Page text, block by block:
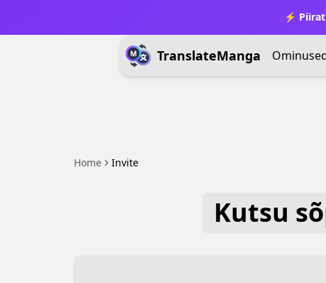
⚡
TranslateManga
Home Invite
Kutsu